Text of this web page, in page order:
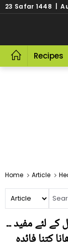
23 Safar 1448 |
Recipes
Home Article
لئے مفید ۔۔
کتنا فائدہ